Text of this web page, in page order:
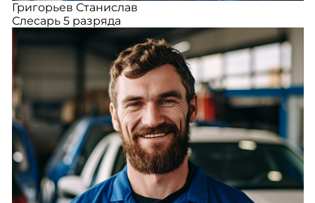
Григорьев Станислав
Слесарь 5 разряда